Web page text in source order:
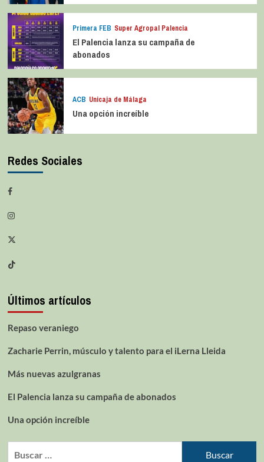
Primera FEB Super Agropal Palencia
El Palencia lanza su campaña de
abonados
ACB Unicaja de Málaga
Una opción increíble
Redes Sociales
Últimos artículos
Repaso veraniego
Zacharie Perrin, músculo y talento para el iLerna Lleida
Más nuevas azulgranas
El Palencia lanza su campaña de abonados
Una opción increíble